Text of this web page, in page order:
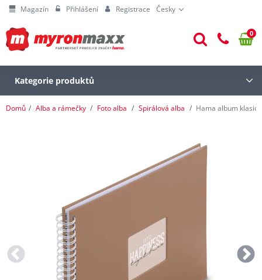
Magazín Přihlášení Registrace Česky
0
Kategorie produktů
Domů Alba a rámečky Foto alba Spirálová alba Hama album